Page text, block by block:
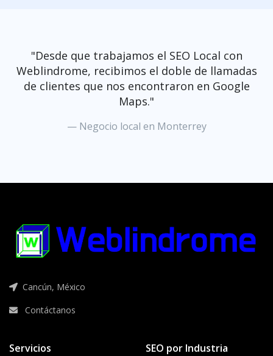
"Desde que trabajamos el SEO Local con
Weblindrome, recibimos el doble de llamadas
de clientes que nos encontraron en Google
Maps."
— Negocio local en Monterrey
Cancún, México
Contáctanos
Servicios SEO por Industria